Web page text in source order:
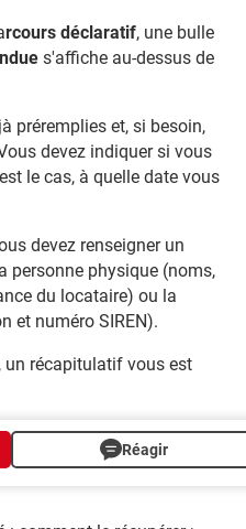
rcours déclaratif, une bulle
s'affiche au-dessus de
préremplies et, si besoin,
devez indiquer si vous
le cas, à quelle date vous
devez renseigner un
personne physique (noms,
du locataire) ou la
et numéro SIREN).
un récapitulatif vous est
Réagir